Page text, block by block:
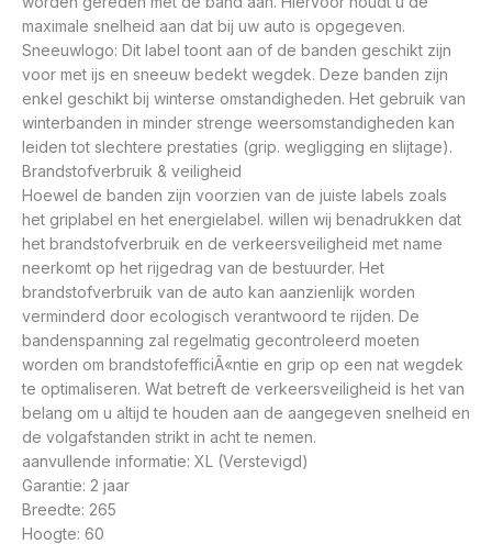
maximale snelheid aan dat bij uw auto is opgegeven.
Sneeuwlogo: Dit label toont aan of de banden geschikt zijn
voor met ijs en sneeuw bedekt wegdek. Deze banden zijn
enkel geschikt bij winterse omstandigheden. Het gebruik van
winterbanden in minder strenge weersomstandigheden kan
leiden tot slechtere prestaties (grip. wegligging en slijtage).
Brandstofverbruik & veiligheid
Hoewel de banden zijn voorzien van de juiste labels zoals
het griplabel en het energielabel. willen wij benadrukken dat
het brandstofverbruik en de verkeersveiligheid met name
neerkomt op het rijgedrag van de bestuurder. Het
brandstofverbruik van de auto kan aanzienlijk worden
verminderd door ecologisch verantwoord te rijden. De
bandenspanning zal regelmatig gecontroleerd moeten
worden om brandstofefficiÃ«ntie en grip op een nat wegdek
te optimaliseren. Wat betreft de verkeersveiligheid is het van
belang om u altijd te houden aan de aangegeven snelheid en
de volgafstanden strikt in acht te nemen.
aanvullende informatie: XL (Verstevigd)
Garantie: 2 jaar
Breedte: 265
Hoogte: 60